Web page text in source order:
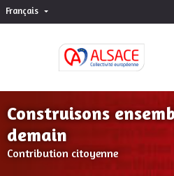
Français Choisir la langue
Construisons
demain
Contribution citoyenne